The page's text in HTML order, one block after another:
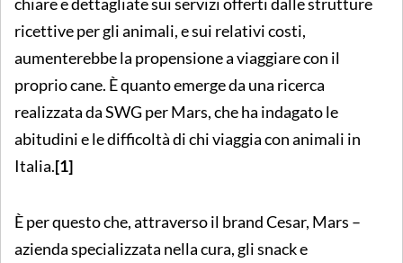
ricettive per gli animali, e sui relativi costi,
aumenterebbe la propensione a viaggiare con il
proprio cane. È quanto emerge da una ricerca
realizzata da SWG per Mars, che ha indagato le
abitudini e le difficoltà di chi viaggia con animali in
Italia.[1]
È per questo che, attraverso il brand Cesar, Mars –
azienda specializzata nella cura, gli snack e